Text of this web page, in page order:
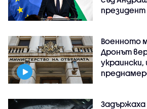
президент
Военното
Дронът